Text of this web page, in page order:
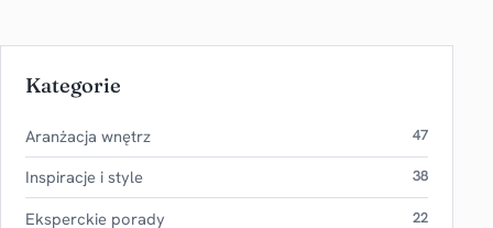
Kategorie
Aranżacja wnętrz 47
Inspiracje i style 38
Eksperckie porady 22